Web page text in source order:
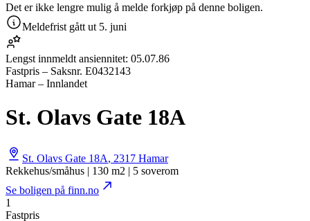
Det er ikke lengre mulig å melde forkjøp på denne boligen.
Meldefrist gått ut 5. juni
Lengst innmeldt ansiennitet: 05.07.86
Fastpris – Saksnr. E0432143
Hamar – Innlandet
St. Olavs Gate 18A
St. Olavs Gate 18A, 2317 Hamar
Rekkehus/småhus | 130 m2 | 5 soverom
Se boligen på finn.no
1
Fastpris